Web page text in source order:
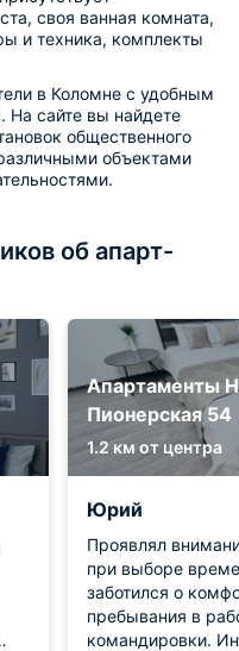
своя ванная комната,
и техника, комплекты
в Коломне с удобным
На сайте вы найдете
общественного
объектами
об апарт-
Апартаменты
Пионерская 54
1.2 км от центра
Юрий
Проявлял
при выборе
заботился о
пребывания в
командировки.